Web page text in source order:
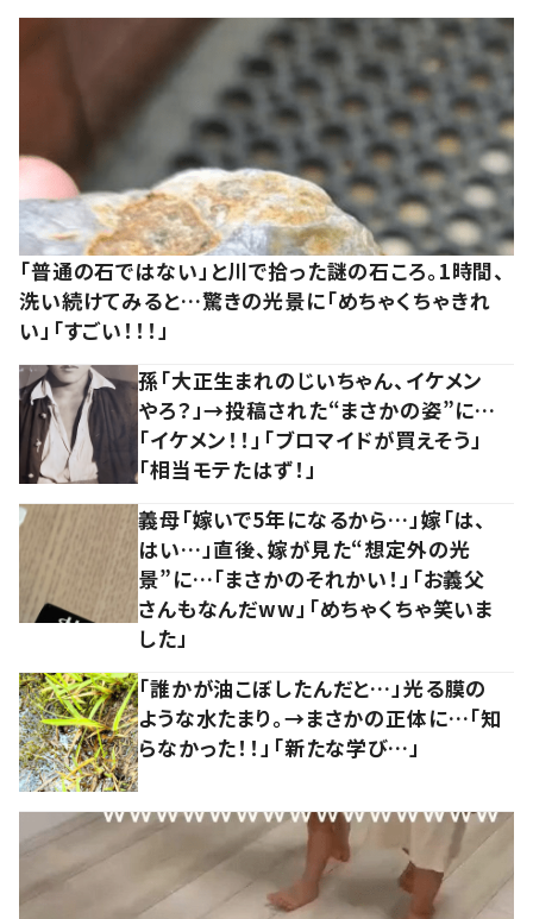
「普通の石ではない」と川で拾った謎の石ころ。1時間、
洗い続けてみると…驚きの光景に「めちゃくちゃきれ
い」「すごい！！！」
孫「大正生まれのじいちゃん、イケメン
やろ？」→投稿された“まさかの姿”に…
「イケメン！！」「ブロマイドが買えそう」
「相当モテたはず！」
義母「嫁いで5年になるから…」嫁「は、
はい…」直後、嫁が見た“想定外の光
景”に…「まさかのそれかい！」「お義父
さんもなんだww」「めちゃくちゃ笑いま
した」
「誰かが油こぼしたんだと…」光る膜の
ような水たまり。→まさかの正体に…「知
らなかった！！」「新たな学び…」